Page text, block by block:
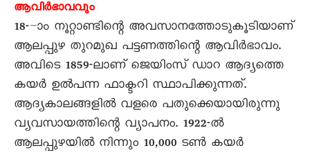
ആവിർഭാവവും
18-–ാം നൂറ്റാണ്ടിന്റെ അവസാനത്തോടുകൂടിയാണ്
ആലപ്പുഴ തുറമുഖ പട്ടണത്തിന്റെ ആവിർഭാവം.
അവിടെ 1859-ലാണ് ജെയിംസ് ഡാറ ആദ്യത്തെ
കയർ ഉൽപന്ന ഫാക്ടറി സ്ഥാപിക്കുന്നത്.
ആദ്യകാലങ്ങളിൽ വളരെ പതുക്കെയായിരുന്നു
വ്യവസായത്തിന്റെ വ്യാപനം. 1922-ൽ
ആലപ്പുഴയിൽ നിന്നും 10,000 ടൺ കയർ